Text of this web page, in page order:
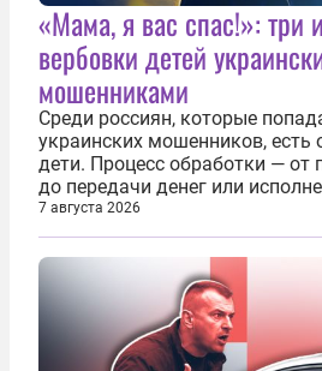
«Мама, я вас спас!»: три
вербовки детей
мошенниками
Среди россиян, которые
украинских мошенников, есть
дети. Процесс обработки — от
до передачи денег или
кураторов может занять от
нескольких месяцев. Детей
послушных исполнителей,
7 августа 2026